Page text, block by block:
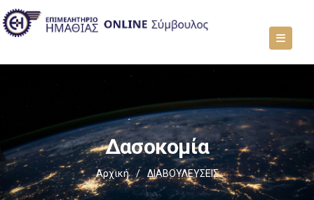
Δασοκομία
Αρχική / ΔΙΑΒΟΥΛΕΥΣΕΙΣ